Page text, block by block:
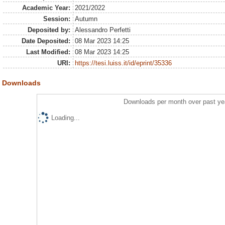
Academic Year:
2021/2022
Session:
Autumn
Deposited by:
Alessandro Perfetti
Date Deposited:
08 Mar 2023 14:25
Last Modified:
08 Mar 2023 14:25
URI:
https://tesi.luiss.it/id/eprint/35336
Downloads
Downloads per month over past
Loading...